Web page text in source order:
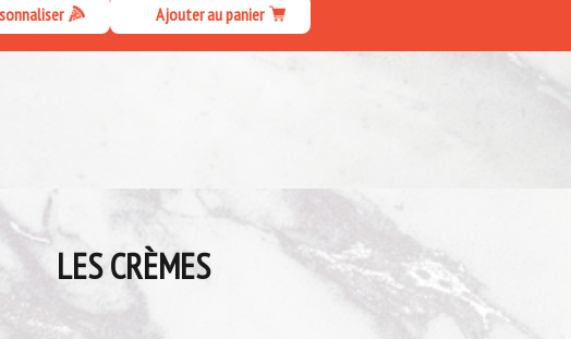
Ajouter au panier
LES CRÈMES